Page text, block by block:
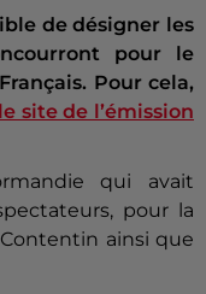
de désigner les
pour le
Pour cela,
site de l’émission
qui avait
pour la
ainsi que